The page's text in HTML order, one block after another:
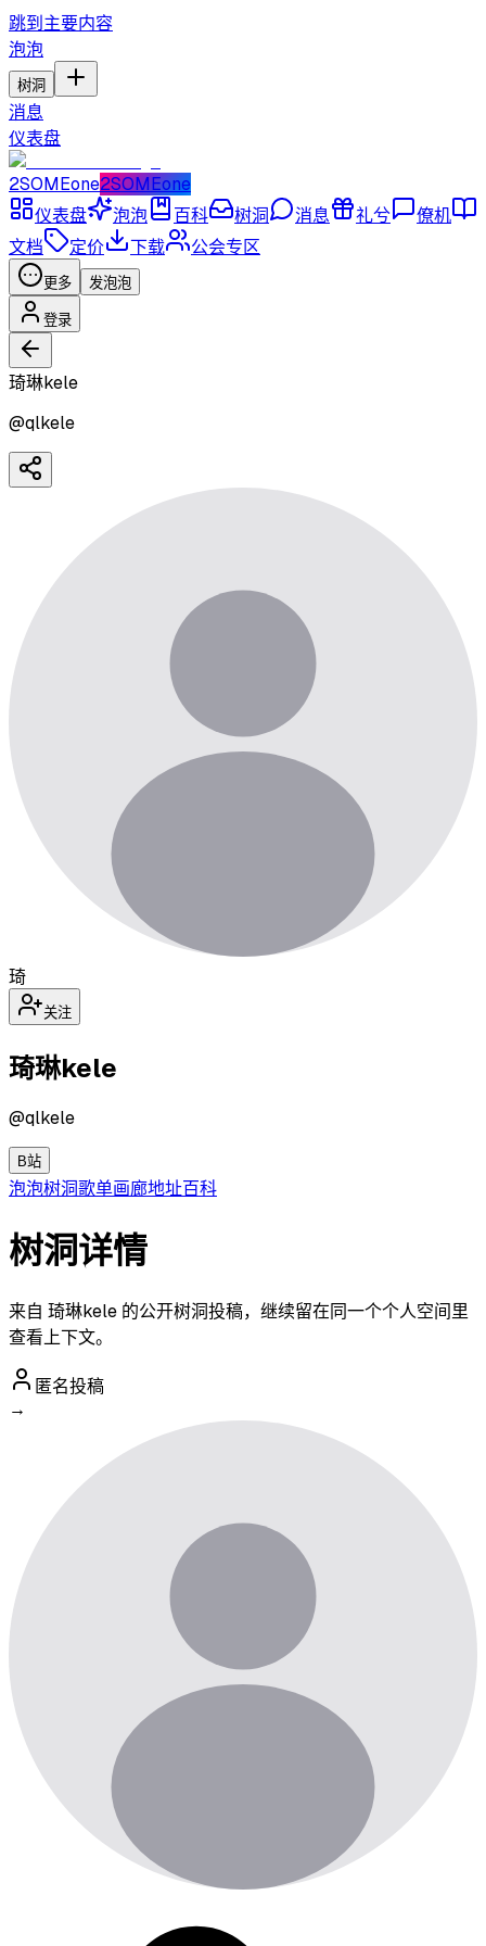
跳到主要内容
泡泡
树洞
消息
仪表盘
2SOMEone2SOMEone
仪表盘
泡泡 百科 树洞 消息 礼兮
僚机
文档
定价 下载 公会专区
更多 发泡泡
登录
琦琳kele
@qlkele
琦
关注
琦琳kele
@qlkele
B站
泡泡树洞歌单画廊地址百科
树洞详情
来自 琦琳kele 的公开树洞投稿，继续留在同一个个人空间里
查看上下文。
匿名投稿
→